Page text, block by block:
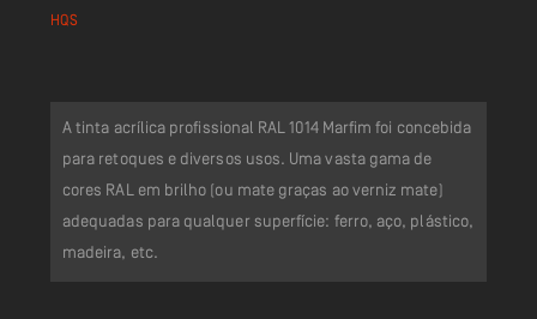
HQS
A tinta acrílica profissional RAL 1014 Marfim foi concebida
para retoques e diversos usos. Uma vasta gama de
cores RAL em brilho (ou mate graças ao verniz mate)
adequadas para qualquer superfície: ferro, aço, plástico,
madeira, etc.